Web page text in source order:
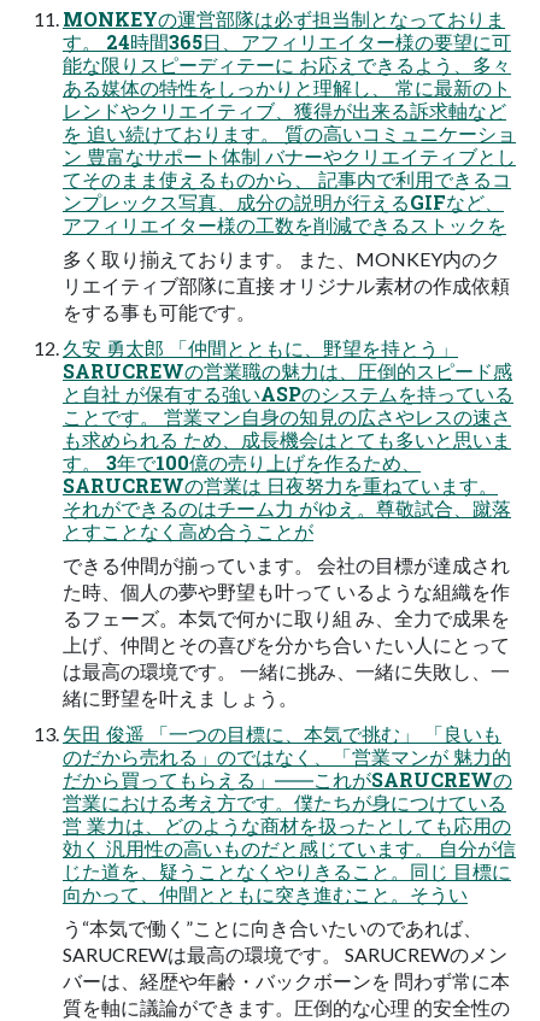
MONKEYの運営部隊は必ず担当制となっておりま
す。 24時間365日、アフィリエイター様の要望に可
能な限りスピーディテーに お応えできるよう、多々
ある媒体の特性をしっかりと理解し、 常に最新のト
レンドやクリエイティブ、獲得が出来る訴求軸など
を 追い続けております。 質の高いコミュニケーショ
ン 豊富なサポート体制 バナーやクリエイティブとし
てそのまま使えるものから、 記事内で利用できるコ
ンプレックス写真、成分の説明が行えるGIFなど、
アフィリエイター様の工数を削減できるストックを
多く取り揃えております。 また、MONKEY内のク
リエイティブ部隊に直接 オリジナル素材の作成依頼
をする事も可能です。
久安 勇太郎 「仲間とともに、野望を持とう」
SARUCREWの営業職の魅力は、圧倒的スピード感
と自社 が保有する強いASPのシステムを持っている
ことです。 営業マン自身の知見の広さやレスの速さ
も求められる ため、成長機会はとても多いと思いま
す。 3年で100億の売り上げを作るため、
SARUCREWの営業は 日夜努力を重ねています。
それができるのはチーム力 がゆえ。尊敬試合、蹴落
とすことなく高め合うことが
できる仲間が揃っています。 会社の目標が達成され
た時、個人の夢や野望も叶って いるような組織を作
るフェーズ。本気で何かに取り組 み、全力で成果を
上げ、仲間とその喜びを分かち合い たい人にとって
は最高の環境です。 一緒に挑み、一緒に失敗し、一
緒に野望を叶えま しょう。
矢田 俊遥 「一つの目標に、本気で挑む」 「良いも
のだから売れる」のではなく、「営業マンが 魅力的
だから買ってもらえる」――これがSARUCREWの
営業における考え方です。僕たちが身につけている
営 業力は、どのような商材を扱ったとしても応用の
効く 汎用性の高いものだと感じています。 自分が信
じた道を、疑うことなくやりきること。同じ 目標に
向かって、仲間とともに突き進むこと。そうい
う“本気で働く”ことに向き合いたいのであれば、
SARUCREWは最高の環境です。 SARUCREWのメン
バーは、経歴や年齢・バックボーンを 問わず常に本
質を軸に議論ができます。圧倒的な心理 的安全性の